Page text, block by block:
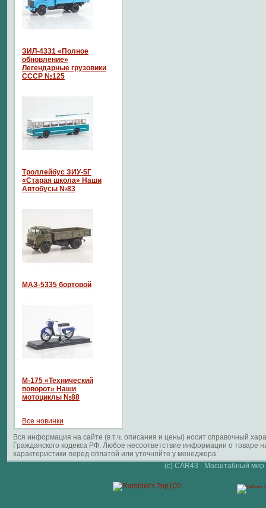
ЗИЛ-4331 «Полное
обновление»
Легендарные грузовики
СССР №125
Троллейбус ЗИУ-5Г
«Старая школа» Наши
Автобусы №83
МАЗ-5335 бортовой
М-175 «Технический
поворот» Наши
мотоциклы №88
Все новинки
Вся информация на сайте (в т.ч. описания и цены) носит справочный
Гражданского кодекса РФ. Любое несоответствие информации о
характеристики перед оплатой или уточняйте у менеджера.
(c) CAR43 - Масштабный мир